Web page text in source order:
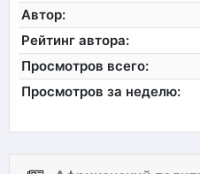
Автор:
Рейтинг автора:
Просмотров всего:
Просмотров за неделю: